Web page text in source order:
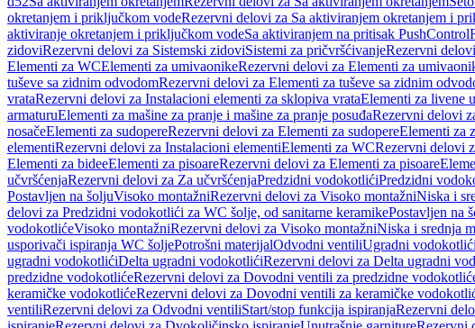
okretanjem i priključkom vodeRezervni delovi za Sa aktiviranjem okretanjem i
aktiviranje okretanjem i priključkom vodeSa aktiviranjem na pritisak PushControl
zidoviRezervni delovi za Sistemski zidoviSistemi za pričvršćivanjeRezervni
Elementi za WCElementi za umivaonikeRezervni delovi za Elementi za
tuševe sa zidnim odvodomRezervni delovi za Elementi za tuševe sa zidnim
vrataRezervni delovi za Instalacioni elementi za sklopiva vrataElementi za livene
armaturuElementi za mašine za pranje i mašine za pranje posuđaRezervni delovi
nosačeElementi za sudopereRezervni delovi za Elementi za sudopereElementi za
elementiRezervni delovi za Instalacioni elementiElementi za WCRezervni delovi
Elementi za bideeElementi za pisoareRezervni delovi za Elementi za pisoare
učvršćenjaRezervni delovi za Za učvršćenjaPredzidni vodokotlićiPredzidni
Postavljen na šoljuVisoko montažniRezervni delovi za Visoko montažniNiska i
delovi za Predzidni vodokotlići za WC šolje, od sanitarne keramikePostavljen na
vodokotlićeVisoko montažniRezervni delovi za Visoko montažniNiska i srednja
usporivači ispiranja WC šoljePotrošni materijalOdvodni ventiliUgradni vodokotlići
ugradni vodokotlićiDelta ugradni vodokotlićiRezervni delovi za Delta ugradni
predzidne vodokotlićeRezervni delovi za Dovodni ventili za predzidne
keramičke vodokotlićeRezervni delovi za Dovodni ventili za keramičke
ventiliRezervni delovi za Odvodni ventiliStart/stop funkcija ispiranjaRezervni